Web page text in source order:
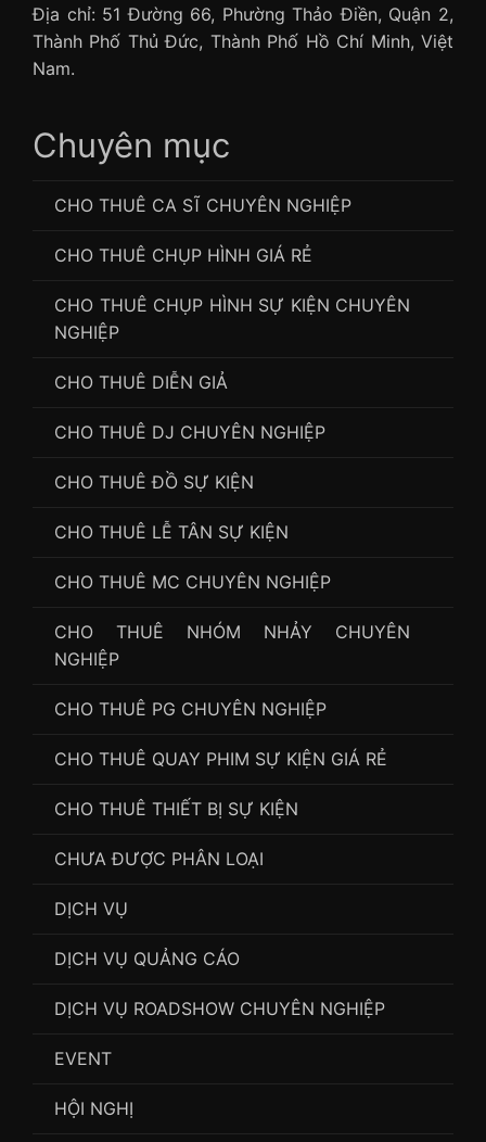
Địa chỉ: 51 Đường 66, Phường Thảo Điền, Quận 2,
Thành Phố Thủ Đức, Thành Phố Hồ Chí Minh, Việt
Nam.
Chuyên mục
CHO THUÊ CA SĨ CHUYÊN NGHIỆP
CHO THUÊ CHỤP HÌNH GIÁ RẺ
CHO THUÊ CHỤP HÌNH SỰ KIỆN CHUYÊN
NGHIỆP
CHO THUÊ DIỄN GIẢ
CHO THUÊ DJ CHUYÊN NGHIỆP
CHO THUÊ ĐỒ SỰ KIỆN
CHO THUÊ LỄ TÂN SỰ KIỆN
CHO THUÊ MC CHUYÊN NGHIỆP
CHO THUÊ NHÓM NHẢY CHUYÊN
NGHIỆP
CHO THUÊ PG CHUYÊN NGHIỆP
CHO THUÊ QUAY PHIM SỰ KIỆN GIÁ RẺ
CHO THUÊ THIẾT BỊ SỰ KIỆN
CHƯA ĐƯỢC PHÂN LOẠI
DỊCH VỤ
DỊCH VỤ QUẢNG CÁO
DỊCH VỤ ROADSHOW CHUYÊN NGHIỆP
EVENT
HỘI NGHỊ